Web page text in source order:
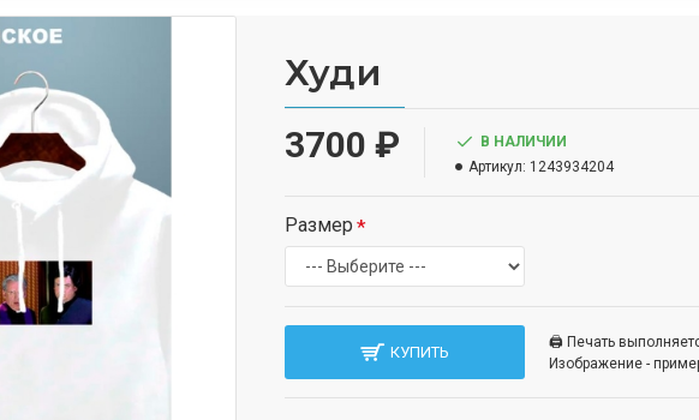
Худи
3700 ₽
В НАЛИЧИИ
Артикул: 1243934204
Размер
КУПИТЬ
🖨️ Печать
Изображение -